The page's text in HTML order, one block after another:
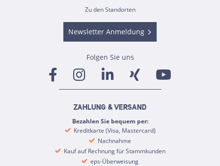
Zu den Standorten
Newsletter Anmeldung
Folgen Sie uns
ZAHLUNG & VERSAND
Bezahlen Sie bequem per:
Kreditkarte (Visa, Mastercard)
Nachnahme
Kauf auf Rechnung für Stammkunden
eps-Überweisung